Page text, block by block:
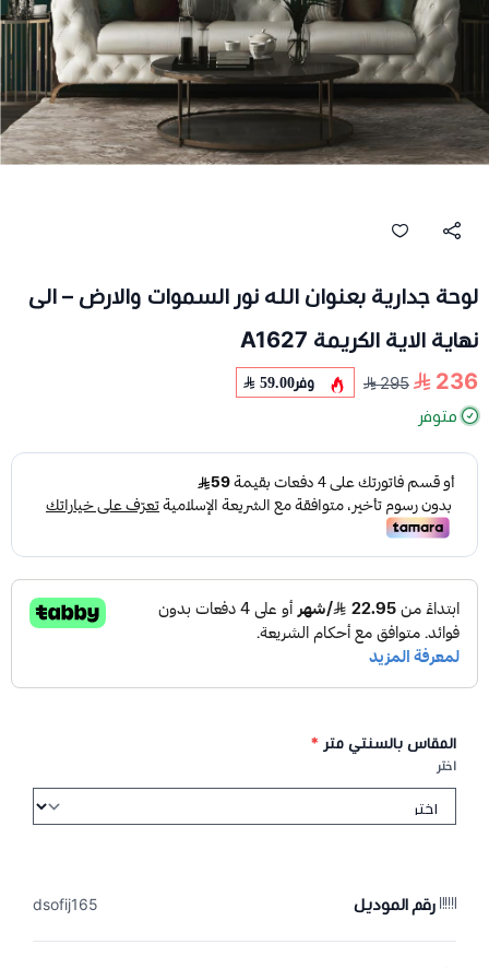
لوحة جدارية بعنوان الله نور السموات والارض – الى
نهاية الاية الكريمة A1627
236
295 وفر59.00
متوفر
المقاس بالسنتي متر *
اختر
رقم الموديل dsofij165